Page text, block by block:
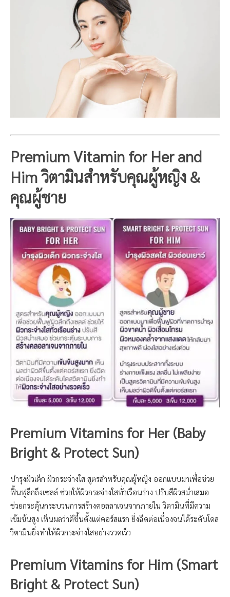
Premium Vitamin for Her and
Him วิตามินสำหรับคุณผู้หญิง &
คุณผู้ชาย
Premium Vitamins for Her (Baby
Bright & Protect Sun)
บำรุงผิวเด็ก ผิวกระจ่างใส สูตรสำหรับคุณผู้หญิง ออกแบบมาเพื่อช่วย
ฟื้นฟูลึกถึงเซลล์ ช่วยให้ผิวกระจ่างใสทั่วเรือนร่าง ปรับสีผิวสม่ำเสมอ
ช่วยกระตุ้นกระบวนการสร้างคอลลาเจนจากภายใน วิตามินที่มีความ
เข้มข้นสูง เห็นผลว่าดีขึ้นตั้งแต่คอร์สแรก ยิ่งฉีดต่อเนื่องจนได้ระดับโดส
วิตามินยิ่งทำให้ผิวกระจ่างใสอย่างรวดเร็ว
Premium Vitamins for Him (Smart
Bright & Protect Sun)